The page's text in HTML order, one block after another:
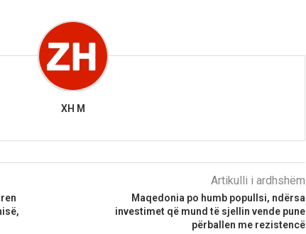
XH M
Artikulli i ardhshëm
Maqedonia po humb popullsi, ndërsa
investimet që mund të sjellin vende pune
përballen me rezistencë